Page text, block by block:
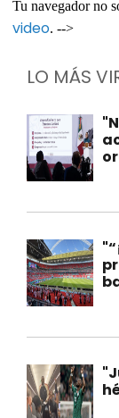
Tu navegador no
video. -->
LO MÁS